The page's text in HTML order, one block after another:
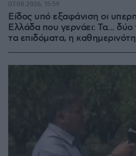
Είδος υπό εξαφάνιση οι
Ελλάδα που γερνάει: Τα...
τα επιδόματα, η
07.08.2026, 15:59